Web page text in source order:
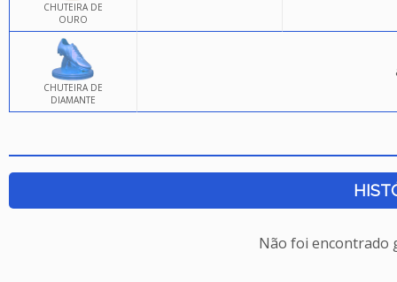
CHUTEIRA DE
OURO
CHUTEIRA DE
DIAMANTE
Não foi encontrado